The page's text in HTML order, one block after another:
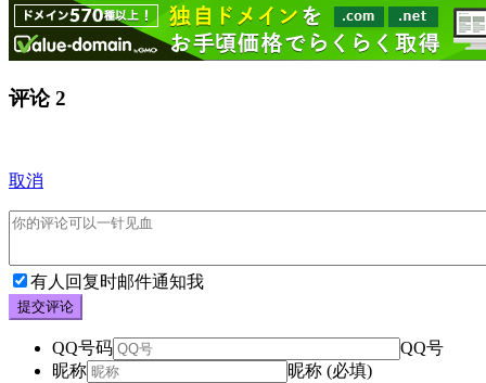
评论2
取消
有人回复时邮件通知我
提交评论
QQ号码
QQ号
昵称
昵称 (必填)